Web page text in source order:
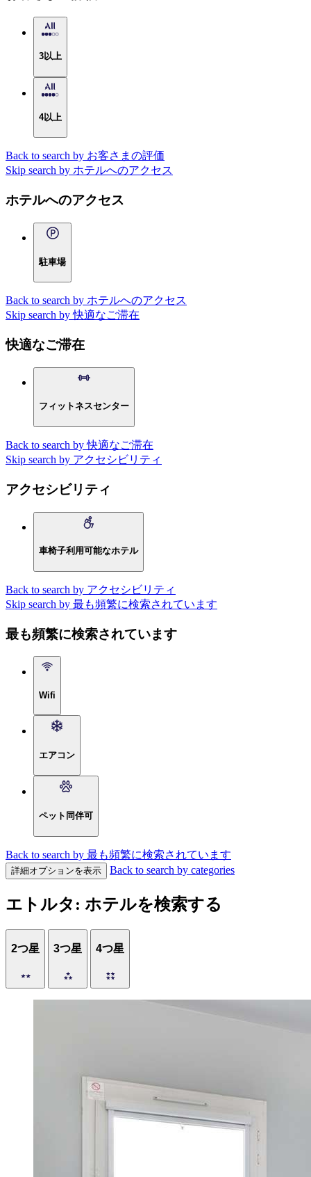
3以上
4以上
Back to search by お客さまの評価
Skip search by ホテルへのアクセス
ホテルへのアクセス
駐車場
Back to search by ホテルへのアクセス
Skip search by 快適なご滞在
快適なご滞在
フィットネスセンター
Back to search by 快適なご滞在
Skip search by アクセシビリティ
アクセシビリティ
車椅子利用可能なホテル
Back to search by アクセシビリティ
Skip search by 最も頻繁に検索されています
最も頻繁に検索されています
Wifi
エアコン
ペット同伴可
Back to search by 最も頻繁に検索されています
詳細オプションを表示 Back to search by categories
エトルタ: ホテルを検索する
2つ星 3つ星 4つ星